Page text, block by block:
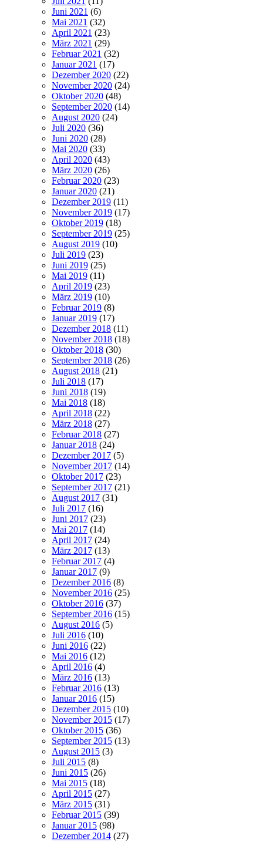
Juni 2021 (6)
Mai 2021 (32)
April 2021 (23)
März 2021 (29)
Februar 2021 (32)
Januar 2021 (17)
Dezember 2020 (22)
November 2020 (24)
Oktober 2020 (48)
September 2020 (14)
August 2020 (24)
Juli 2020 (36)
Juni 2020 (28)
Mai 2020 (33)
April 2020 (43)
März 2020 (26)
Februar 2020 (23)
Januar 2020 (21)
Dezember 2019 (11)
November 2019 (17)
Oktober 2019 (18)
September 2019 (25)
August 2019 (10)
Juli 2019 (23)
Juni 2019 (25)
Mai 2019 (11)
April 2019 (23)
März 2019 (10)
Februar 2019 (8)
Januar 2019 (17)
Dezember 2018 (11)
November 2018 (18)
Oktober 2018 (30)
September 2018 (26)
August 2018 (21)
Juli 2018 (17)
Juni 2018 (19)
Mai 2018 (18)
April 2018 (22)
März 2018 (27)
Februar 2018 (27)
Januar 2018 (24)
Dezember 2017 (5)
November 2017 (14)
Oktober 2017 (23)
September 2017 (21)
August 2017 (31)
Juli 2017 (16)
Juni 2017 (23)
Mai 2017 (14)
April 2017 (24)
März 2017 (13)
Februar 2017 (4)
Januar 2017 (9)
Dezember 2016 (8)
November 2016 (25)
Oktober 2016 (37)
September 2016 (15)
August 2016 (5)
Juli 2016 (10)
Juni 2016 (22)
Mai 2016 (12)
April 2016 (4)
März 2016 (13)
Februar 2016 (13)
Januar 2016 (15)
Dezember 2015 (10)
November 2015 (17)
Oktober 2015 (36)
September 2015 (13)
August 2015 (3)
Juli 2015 (8)
Juni 2015 (26)
Mai 2015 (18)
April 2015 (27)
März 2015 (31)
Februar 2015 (39)
Januar 2015 (98)
Dezember 2014 (27)